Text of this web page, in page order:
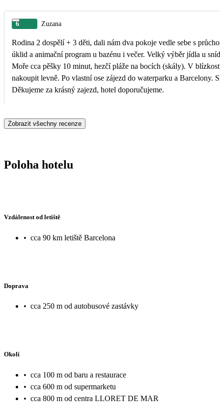
6 Zuzana
Rodina 2 dospělí + 3 děti, dali nám dva pokoje vedle sebe s
úklid a animační program u bazénu i večer. Velký výběr jídla u
Moře cca pěšky 10 minut, hezčí pláže na bocích (skály). V
nakoupit levně. Po vlastní ose zájezd do waterparku a Barcelony.
Děkujeme za krásný zajezd, hotel doporučujeme.
Zobrazit všechny recenze
Poloha hotelu
Vzdálenost od letiště
• cca 90 km letiště Barcelona
Doprava
• cca 250 m od autobusové zastávky
Okolí
• cca 100 m od baru a restaurace
• cca 600 m od supermarketu
• cca 800 m od centra LLORET DE MAR